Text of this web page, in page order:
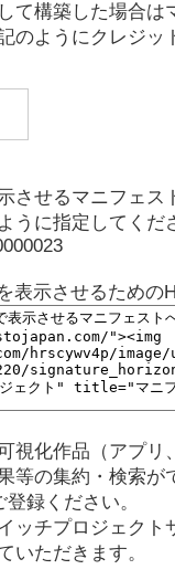
て構築した場合は
のようにクレジッ
させるマニフェス
うに指定してくだ
表示させるための
視化作品（アプリ
等の集約・検索が
録ください。
ッチプロジェクト
いただきます。